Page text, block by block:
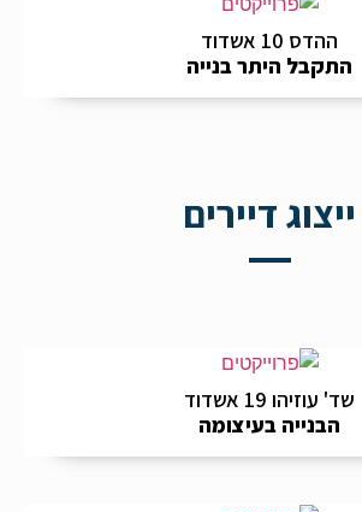
ההדס 10 אשדוד
התקבל היתר בנייה
ייצוג דיירים
שד' עוזיהו 19 אשדוד
הבנייה בעיצומה